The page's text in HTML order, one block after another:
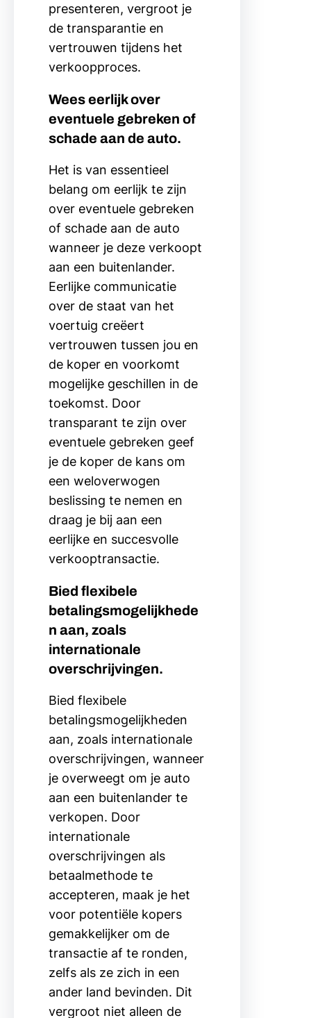
presenteren, vergroot je
de transparantie en
vertrouwen tijdens het
verkoopproces.
Wees eerlijk over
eventuele gebreken of
schade aan de auto.
Het is van essentieel
belang om eerlijk te zijn
over eventuele gebreken
of schade aan de auto
wanneer je deze verkoopt
aan een buitenlander.
Eerlijke communicatie
over de staat van het
voertuig creëert
vertrouwen tussen jou en
de koper en voorkomt
mogelijke geschillen in de
toekomst. Door
transparant te zijn over
eventuele gebreken geef
je de koper de kans om
een weloverwogen
beslissing te nemen en
draag je bij aan een
eerlijke en succesvolle
verkooptransactie.
Bied flexibele
betalingsmogelijkhede
n aan, zoals
internationale
overschrijvingen.
Bied flexibele
betalingsmogelijkheden
aan, zoals internationale
overschrijvingen, wanneer
je overweegt om je auto
aan een buitenlander te
verkopen. Door
internationale
overschrijvingen als
betaalmethode te
accepteren, maak je het
voor potentiële kopers
gemakkelijker om de
transactie af te ronden,
zelfs als ze zich in een
ander land bevinden. Dit
vergroot niet alleen de